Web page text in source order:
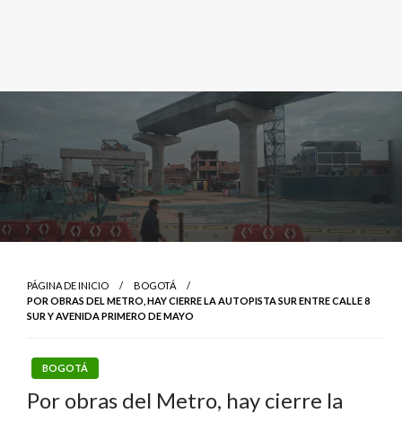
PÁGINA DE INICIO
BOGOTÁ
POR OBRAS DEL METRO, HAY CIERRE LA AUTOPISTA SUR ENTRE CALLE 8
SUR Y AVENIDA PRIMERO DE MAYO
BOGOTÁ
Por obras del Metro, hay cierre la